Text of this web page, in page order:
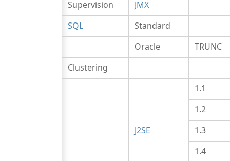
Supervision
JMX
SQL
Standard
Oracle
TRUNC
Clustering
J2SE
1.1
1.2
1.3
1.4